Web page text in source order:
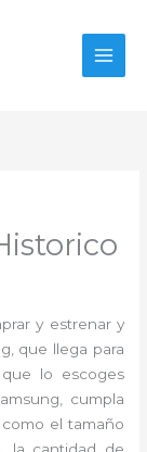
y estrenar y
que llega para
lo escoges
cumpla
el tamaño